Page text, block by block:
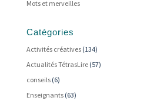
Mots et merveilles
Catégories
Activités créatives(134)
Actualités TétrasLire(57)
conseils(6)
Enseignants(63)